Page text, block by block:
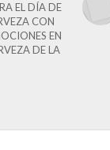
EL DÍA DE
CON
EN
DE LA